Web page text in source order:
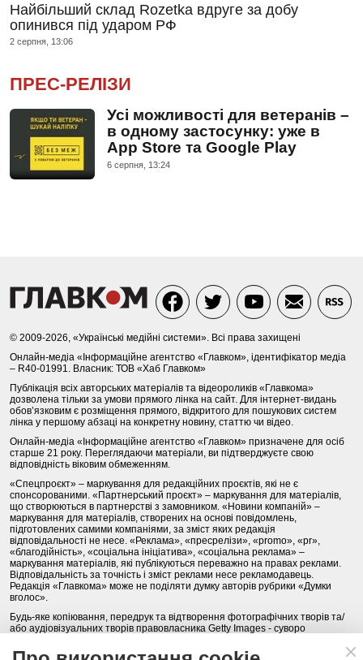
Найбільший склад Rozetka вдруге за добу
опинився під ударом РФ
2 серпня, 13:06
ПРЕС-РЕЛІЗИ
Усі можливості для ветеранів –
в одному застосунку: уже в
App Store та Google Play
6 серпня, 13:24
© 2009-2026, «Українські медійні системи». Всі права захищені
Онлайн-медіа «Інформаційне агентство «Главком», ідентифікатор медіа
– R40-01991. Власник: ТОВ «Хаб Главком»
Публікація всіх авторських матеріалів та відеороликів «Главкома»
дозволена тільки за умови прямого лінка на сайт. Для інтернет-видань
обов’язковим є розміщення прямого, відкритого для пошукових систем
лінка у першому абзаці на конкретну новину, статтю чи відео.
Онлайн-медіа «Інформаційне агентство «Главком» призначене для осіб
старше 21 року. Переглядаючи матеріали, ви підтверджуєте свою
відповідність віковим обмеженням.
«Спецпроєкт» – маркування для редакційних проєктів, які не є
спонсорованими. «Партнерський проєкт» – маркування для матеріалів,
що створюються в партнерстві з замовником. «Новини компаній» –
маркування для матеріалів, створених на основі повідомлень,
підготовлених самими компаніями, за зміст яких редакція
відповідальності не несе. «Реклама», «пресрелізи», «promo», «pr»,
«благодійність», «соціальна ініціатива», «соціальна реклама» –
маркування матеріалів, які публікуються переважно на правах реклами.
Відповідальність за точність і зміст реклами несе рекламодавець.
Редакція «Главкома» може не поділяти думку авторів рубрики «Думки
вголос».
Будь-яке копіювання, передрук та відтворення фотографічних творів та/
або аудіовізуальних творів правовласника Getty Images - суворо